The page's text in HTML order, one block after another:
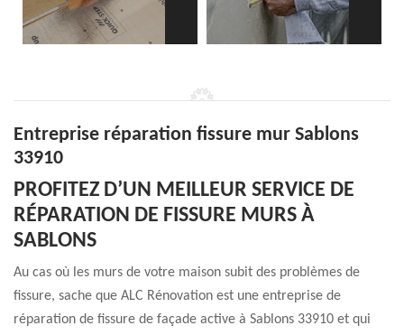
Entreprise réparation fissure mur Sablons
33910
PROFITEZ D’UN MEILLEUR SERVICE DE
RÉPARATION DE FISSURE MURS À
SABLONS
Au cas où les murs de votre maison subit des problèmes de
fissure, sache que ALC Rénovation est une entreprise de
réparation de fissure de façade active à Sablons 33910 et qui